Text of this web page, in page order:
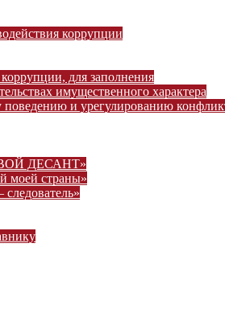
коррупции
для заполнения
имущественного характера
и урегулированию
ДЕСАНТ»
моей страны»